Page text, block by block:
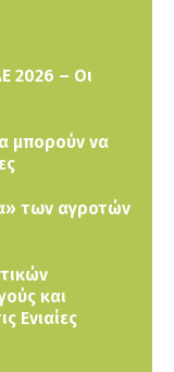
2026 – Οι
μπορούν να
των αγροτών
και
Ενιαίες